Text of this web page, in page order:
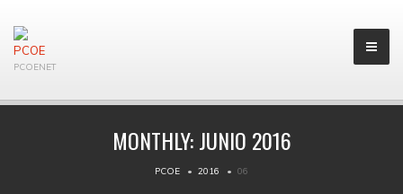
PCOENET
MONTHLY:JUNIO 2016
PCOE 2016 06